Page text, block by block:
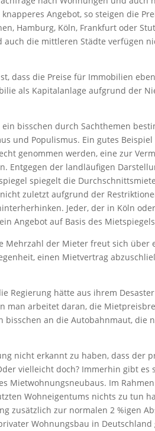
Angebot, so steigen die
Hamburg, Köln, Frankfurt oder
auch die mittleren Städte verfügen
dass die Preise für Immobilien
als Kapitalanlage aufgrund der
bisschen durch Sachthemen
und Populismus. Ein gutes
genommen werden, eine zur
Entgegen der landläufigen
spiegelt die
zuletzt aufgrund der
Jeder, der in Köln
Angebot auf Basis des
Mehrzahl der Mieter freut sich
einen Mietvertrag
Regierung hätte aus ihrem
man arbeitet daran, die
bisschen an die Autobahnmaut, die
nicht erkannt zu haben, dass der
vielleicht doch? Immerhin gibt es
Mietwohnungsneubaus. Im
Wohneigentums nichts zu tun
zusätzlich zur normalen 2 %igen
Wohnungsbau in